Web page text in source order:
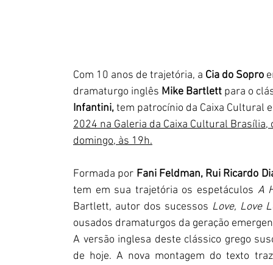
Com 10 anos de trajetória, a Cia do Sopro
dramaturgo inglês Mike Bartlett para o
Infantini, tem patrocínio da Caixa Cultural
2024 na Galeria da Caixa Cultural
domingo, às 19h.
Formada por Fani Feldman, Rui Ricardo
tem em sua trajetória os espetáculos A
Bartlett, autor dos sucessos Love, Love
ousados dramaturgos da geração
A versão inglesa deste clássico grego
de hoje. A nova montagem do texto